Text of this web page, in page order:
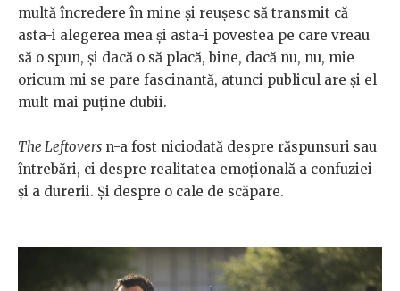
multă încredere în mine și reușesc să transmit că
asta-i alegerea mea și asta-i povestea pe care vreau
să o spun, și dacă o să placă, bine, dacă nu, nu, mie
oricum mi se pare fascinantă, atunci publicul are și el
mult mai puține dubii.
The Leftovers n-a fost niciodată despre răspunsuri sau
întrebări, ci despre realitatea emoțională a confuziei
și a durerii. Și despre o cale de scăpare.